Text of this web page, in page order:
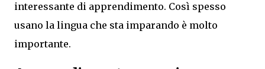
interessante di apprendimento. Così spesso
usano la lingua che sta imparando è molto
importante.